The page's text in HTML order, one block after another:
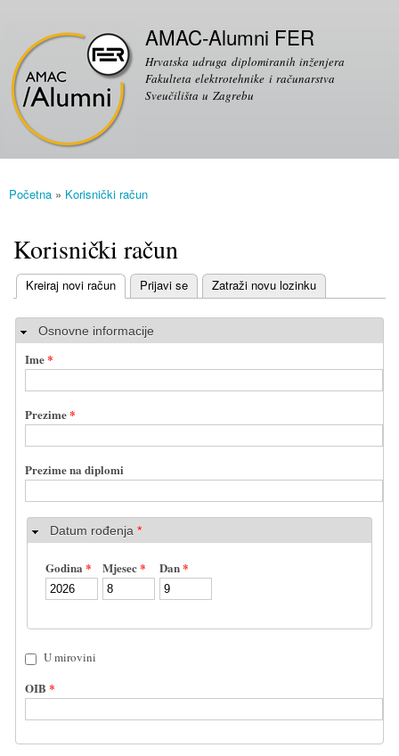
na
glavni
sadržaj
AMAC-Alumni FER
Hrvatska udruga diplomiranih inženjera
Fakulteta elektrotehnike i računarstva
Sveučilišta u Zagrebu
Vi ste ovdje
Početna » Korisnički račun
Korisnički račun
Primarni tabovi
Kreiraj novi račun
(aktivni tab) Prijavi se Zatraži novu lozinku
Sakrij
Osnovne informacije
Ime*
Prezime*
Prezime na diplomi
Datum rođenja *
Godina * Mjesec* Dan*
U mirovini
OIB *